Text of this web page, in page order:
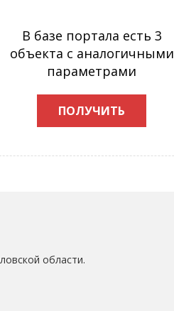
В базе портала есть 3
объекта с аналогичными
параметрами
ПОЛУЧИТЬ
области.